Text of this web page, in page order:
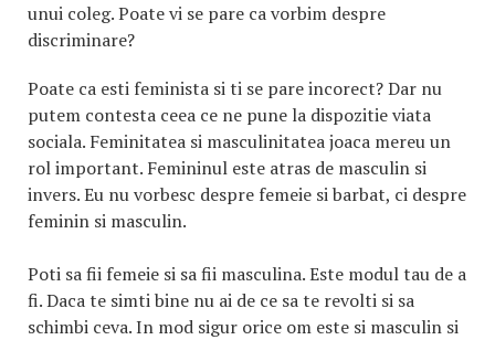
unui coleg. Poate vi se pare ca vorbim despre
discriminare?
Poate ca esti feminista si ti se pare incorect? Dar nu
putem contesta ceea ce ne pune la dispozitie viata
sociala. Feminitatea si masculinitatea joaca mereu un
rol important. Femininul este atras de masculin si
invers. Eu nu vorbesc despre femeie si barbat, ci despre
feminin si masculin.
Poti sa fii femeie si sa fii masculina. Este modul tau de a
fi. Daca te simti bine nu ai de ce sa te revolti si sa
schimbi ceva. In mod sigur orice om este si masculin si